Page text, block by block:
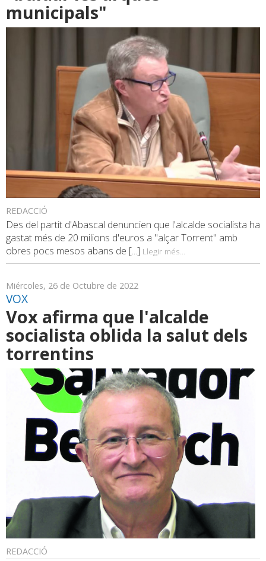
municipals"
REDACCIÓ
Des del partit d'Abascal denuncien que l'alcalde socialista ha
gastat més de 20 milions d'euros a "alçar Torrent" amb
obres pocs mesos abans de [...] Llegir més...
Miércoles, 26 de Octubre de 2022
VOX
Vox afirma que l'alcalde
socialista oblida la salut dels
torrentins
REDACCIÓ